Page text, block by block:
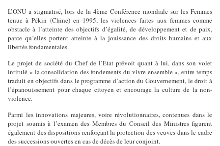
L’ONU a stigmatisé, lors de la 4ème Conférence mondiale sur les Femmes
tenue à Pékin (Chine) en 1995, les violences faites aux femmes comme
obstacle à l’atteinte des objectifs d’égalité, de développement et de paix,
parce qu’elles portent atteinte à la jouissance des droits humains et aux
libertés fondamentales.
Le projet de société du Chef de l’Etat prévoit quant à lui, dans son volet
intitulé « la consolidation des fondements du vivre-ensemble », entre temps
traduit en objectifs dans le programme d’action du Gouvernement, le droit à
l’épanouissement pour chaque citoyen et encourage la culture de la non-
violence.
Parmi les innovations majeures, voire révolutionnaires, contenues dans le
projet soumis à l’examen des Membres du Conseil des Ministres figurent
également des dispositions renforçant la protection des veuves dans le cadre
des successions ouvertes en cas de décès de leur conjoint.